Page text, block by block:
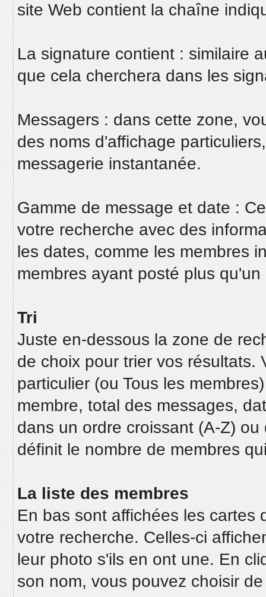
site Web contient la chaîne
La signature contient : similaire
que cela cherchera dans les
Messagers : dans cette zone,
des noms d'affichage
messagerie instantanée.
Gamme de message et date :
votre recherche avec des
les dates, comme les membres
membres ayant posté plus
Tri
Juste en-dessous la zone de
de choix pour trier vos résultats.
particulier (ou Tous les
membre, total des messages,
dans un ordre croissant (A-Z)
définit le nombre de membres
La liste des membres
En bas sont affichées les cartes
votre recherche. Celles-ci
leur photo s'ils en ont une. En
son nom, vous pouvez choisir